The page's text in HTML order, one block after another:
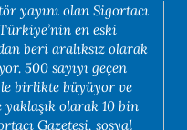
yayını olan Sigortacı
en eski
beri aralıksız olarak
500 sayıyı geçen
birlikte büyüyor ve
olarak 10 bin
Gazetesi, sosyal